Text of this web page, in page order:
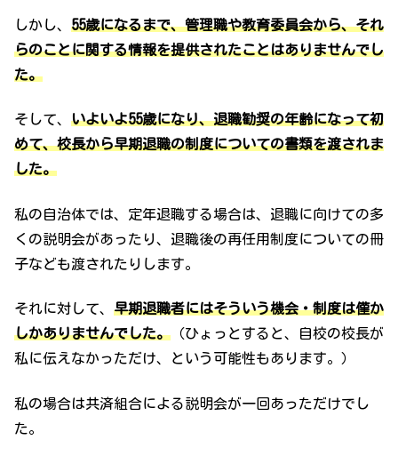
しかし、 55歳になるまで、管理職や教育委員会から、それ
らのことに関する情報を提供されたことはありませんでし
た。
そして、 いよいよ55歳になり、退職勧奨の年齢になって初
めて、校長から早期退職の制度についての書類を渡されま
した。
私の自治体では、定年退職する場合は、退職に向けての多
くの説明会があったり、退職後の再任用制度についての冊
子なども渡されたりします。
それに対して、 早期退職者にはそういう機会・制度は僅か
しかありませんでした。 （ひょっとすると、自校の校長が
私に伝えなかっただけ、という可能性もあります。）
私の場合は共済組合による説明会が一回あっただけでし
た。